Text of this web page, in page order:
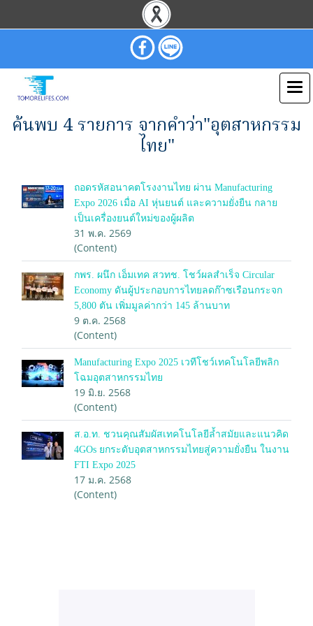
ค้นพบ 4 รายการ จากคำว่า"อุตสาหกรรม
ไทย"
ถอดรหัสอนาคตโรงงานไทย ผ่าน Manufacturing
Expo 2026 เมื่อ AI หุ่นยนต์ และความยั่งยืน กลาย
เป็นเครื่องยนต์ใหม่ของผู้ผลิต
31 พ.ค. 2569
(Content)
กพร. ผนึก เอ็มเทค สวทช. โชว์ผลสำเร็จ Circular
Economy ดันผู้ประกอบการไทยลดก๊าซเรือนกระจก
5,800 ตัน เพิ่มมูลค่ากว่า 145 ล้านบาท
9 ต.ค. 2568
(Content)
Manufacturing Expo 2025 เวทีโชว์เทคโนโลยีพลิก
โฉมอุตสาหกรรมไทย
19 มิ.ย. 2568
(Content)
ส.อ.ท. ชวนคุณสัมผัสเทคโนโลยีล้ำสมัยและแนวคิด
4GOs ยกระดับอุตสาหกรรมไทยสู่ความยั่งยืน ในงาน
FTI Expo 2025
17 ม.ค. 2568
(Content)